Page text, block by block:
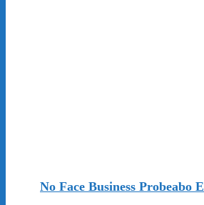
No Face Business Probeabo